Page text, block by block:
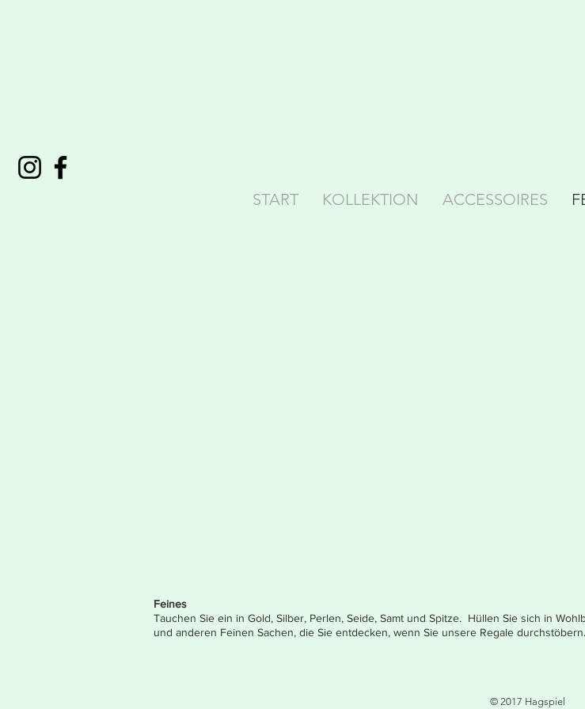
START KOLLEKTION ACCESSOIRES
Feines
Tauchen Sie ein in Gold, Silber, Perlen, Seide, Samt und Spitze. Hüllen Sie sich in
und anderen Feinen Sachen, die Sie entdecken, wenn Sie unsere Regale durchstöbern.
© 2017 Hagspiel